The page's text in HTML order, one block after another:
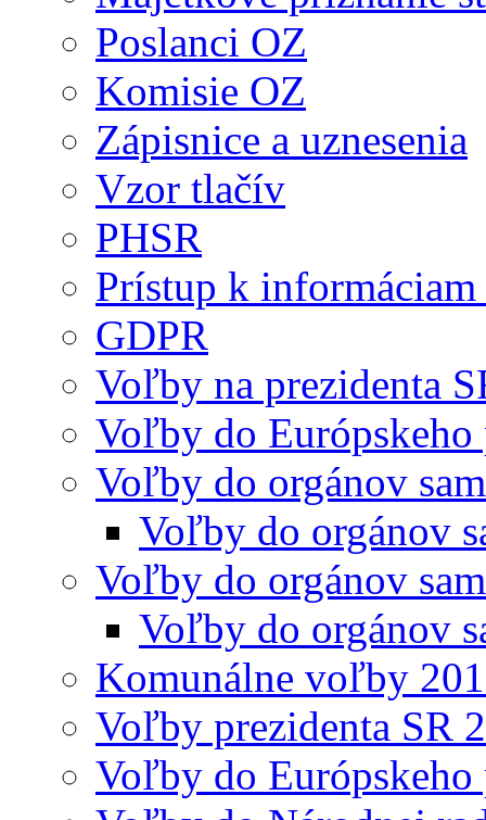
Poslanci OZ
Komisie OZ
Zápisnice a uznesenia
Vzor tlačív
PHSR
Prístup k
GDPR
Voľby na prezidenta
Voľby do Európskeho
Voľby do orgánov
Voľby do orgánov
Voľby do orgánov
Voľby do orgánov
Komunálne voľby
Voľby prezidenta SR
Voľby do Európskeho